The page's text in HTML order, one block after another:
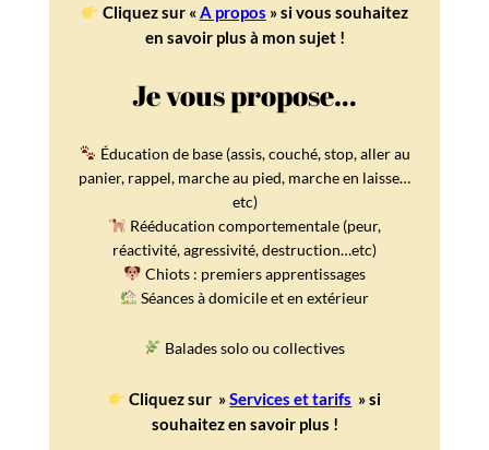
Cliquez sur «A propos » si vous souhaitez
en savoir plus à mon sujet !
Je vous propose…
Éducation de base (assis, couché, stop, aller au
panier, rappel, marche au pied, marche en laisse…
etc)
Rééducation comportementale (peur,
réactivité, agressivité, destruction…etc)
Chiots : premiers apprentissages
Séances à domicile et en extérieur
Balades solo ou collectives
Cliquez sur »Services et tarifs » si
souhaitez en savoir plus !